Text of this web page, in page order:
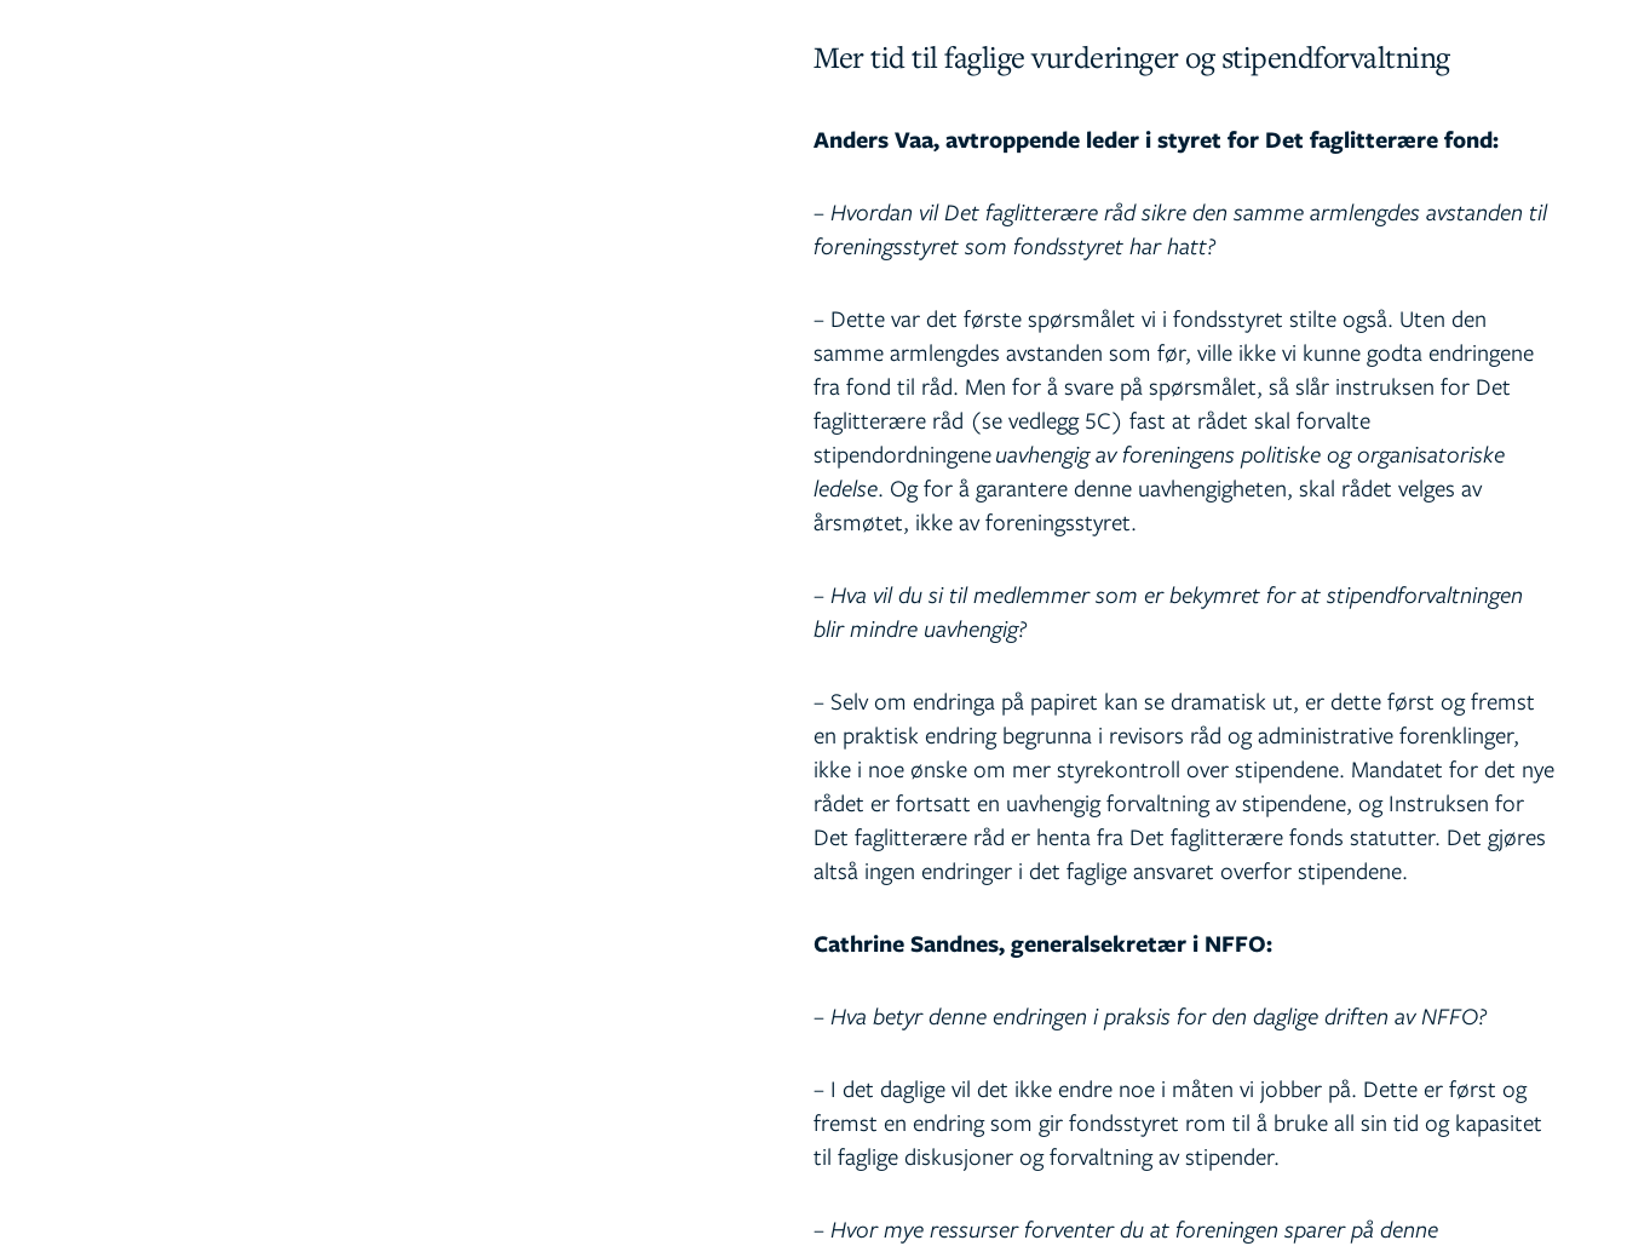
Mer tid til faglige vurderinger og stipendforvaltning
Anders Vaa, avtroppende leder i styret for Det faglitterære fond:
– Hvordan vil Det faglitterære råd sikre den samme armlengdes avstanden til
foreningsstyret som fondsstyret har hatt?
– Dette var det første spørsmålet vi i fondsstyret stilte også. Uten den
samme armlengdes avstanden som før, ville ikke vi kunne godta endringene
fra fond til råd. Men for å svare på spørsmålet, så slår instruksen for Det
faglitterære råd (se vedlegg 5C) fast at rådet skal forvalte
stipendordningeneuavhengig av foreningens politiske og organisatoriske
ledelse. Og for å garantere denne uavhengigheten, skal rådet velges av
årsmøtet, ikke av foreningsstyret.
– Hva vil du si til medlemmer som er bekymret for at stipendforvaltningen
blir mindre uavhengig?
– Selv om endringa på papiret kan se dramatisk ut, er dette først og fremst
en praktisk endring begrunna i revisors råd og administrative forenklinger,
ikke i noe ønske om mer styrekontroll over stipendene. Mandatet for det nye
rådet er fortsatt en uavhengig forvaltning av stipendene, og Instruksen for
Det faglitterære råd er henta fra Det faglitterære fonds statutter. Det gjøres
altså ingen endringer i det faglige ansvaret overfor stipendene.
Cathrine Sandnes, generalsekretær i NFFO:
– Hva betyr denne endringen i praksis for den daglige driften av NFFO?
– I det daglige vil det ikke endre noe i måten vi jobber på. Dette er først og
fremst en endring som gir fondsstyret rom til å bruke all sin tid og kapasitet
til faglige diskusjoner og forvaltning av stipender.
– Hvor mye ressurser forventer du at foreningen sparer på denne